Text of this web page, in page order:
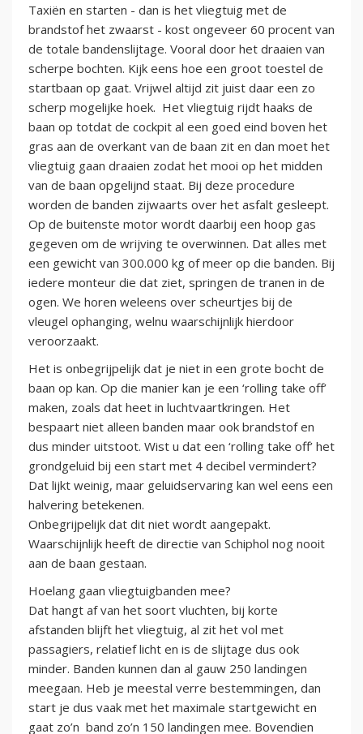
Taxiën en starten - dan is het vliegtuig met de
brandstof het zwaarst - kost ongeveer 60 procent van
de totale bandenslijtage. Vooral door het draaien van
scherpe bochten. Kijk eens hoe een groot toestel de
startbaan op gaat. Vrijwel altijd zit juist daar een zo
scherp mogelijke hoek. Het vliegtuig rijdt haaks de
baan op totdat de cockpit al een goed eind boven het
gras aan de overkant van de baan zit en dan moet het
vliegtuig gaan draaien zodat het mooi op het midden
van de baan opgelijnd staat. Bij deze procedure
worden de banden zijwaarts over het asfalt gesleept.
Op de buitenste motor wordt daarbij een hoop gas
gegeven om de wrijving te overwinnen. Dat alles met
een gewicht van 300.000 kg of meer op die banden. Bij
iedere monteur die dat ziet, springen de tranen in de
ogen. We horen weleens over scheurtjes bij de
vleugel ophanging, welnu waarschijnlijk hierdoor
veroorzaakt.
Het is onbegrijpelijk dat je niet in een grote bocht de
baan op kan. Op die manier kan je een ‘rolling take off’
maken, zoals dat heet in luchtvaartkringen. Het
bespaart niet alleen banden maar ook brandstof en
dus minder uitstoot. Wist u dat een ‘rolling take off’ het
grondgeluid bij een start met 4 decibel vermindert?
Dat lijkt weinig, maar geluidservaring kan wel eens een
halvering betekenen.
Onbegrijpelijk dat dit niet wordt aangepakt.
Waarschijnlijk heeft de directie van Schiphol nog nooit
aan de baan gestaan.
Hoelang gaan vliegtuigbanden mee?
Dat hangt af van het soort vluchten, bij korte
afstanden blijft het vliegtuig, al zit het vol met
passagiers, relatief licht en is de slijtage dus ook
minder. Banden kunnen dan al gauw 250 landingen
meegaan. Heb je meestal verre bestemmingen, dan
start je dus vaak met het maximale startgewicht en
gaat zo’n band zo’n 150 landingen mee. Bovendien